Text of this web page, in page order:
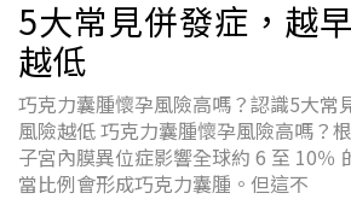
5大常見併發症，越
越低
巧克力囊腫懷孕風險高嗎？認識5大常
風險越低 巧克力囊腫懷孕風險高嗎？
子宮內膜異位症影響全球約 6 至 10％
當比例會形成巧克力囊腫。但這不